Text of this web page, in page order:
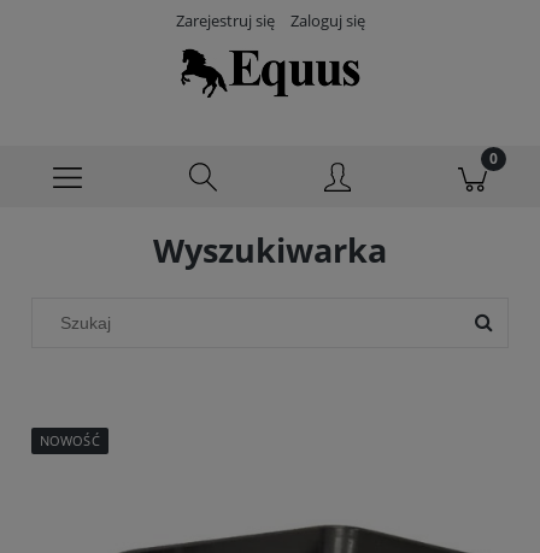
Zarejestruj się Zaloguj się
Wyszukiwarka
NOWOŚĆ